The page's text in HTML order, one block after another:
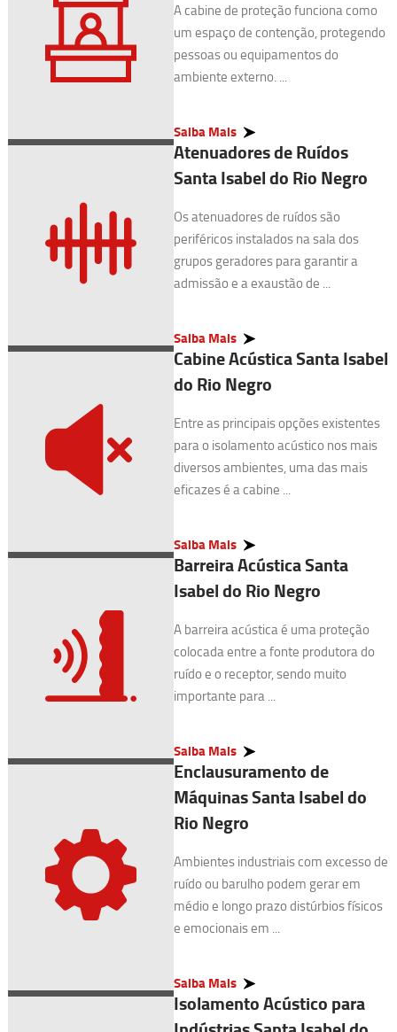
A cabine de proteção funciona como
um espaço de contenção, protegendo
pessoas ou equipamentos do
ambiente externo. ...
Saiba Mais
Atenuadores de Ruídos
Santa Isabel do Rio Negro
Os atenuadores de ruídos são
periféricos instalados na sala dos
grupos geradores para garantir a
admissão e a exaustão de ...
Saiba Mais
Cabine Acústica Santa Isabel
do Rio Negro
Entre as principais opções existentes
para o isolamento acústico nos mais
diversos ambientes, uma das mais
eficazes é a cabine ...
Saiba Mais
Barreira Acústica Santa
Isabel do Rio Negro
A barreira acústica é uma proteção
colocada entre a fonte produtora do
ruído e o receptor, sendo muito
importante para ...
Saiba Mais
Enclausuramento de
Máquinas Santa Isabel do
Rio Negro
Ambientes industriais com excesso de
ruído ou barulho podem gerar em
médio e longo prazo distúrbios físicos
e emocionais em ...
Saiba Mais
Isolamento Acústico para